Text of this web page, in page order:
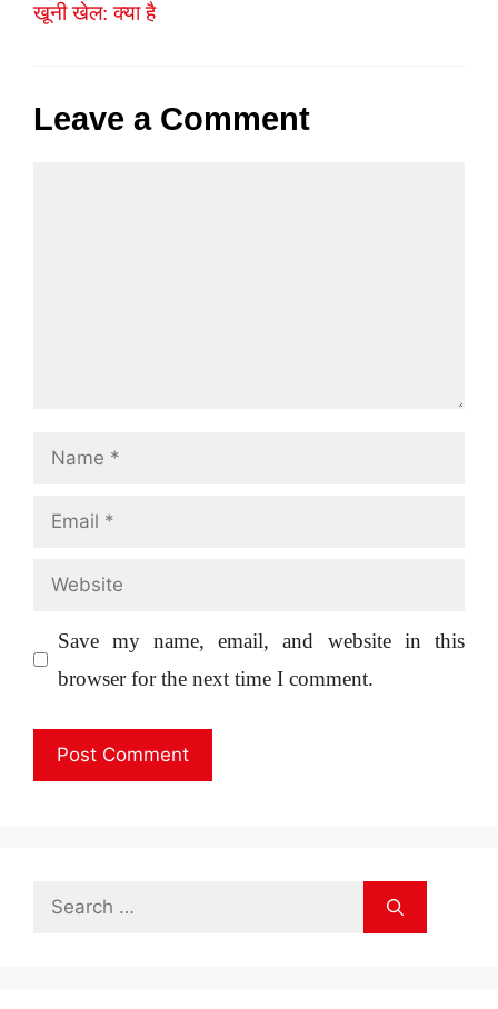
खूनी खेल: क्या है
Leave a Comment
Name
Email
Website
Save my name, email, and website in this
browser for the next time I comment.
Search